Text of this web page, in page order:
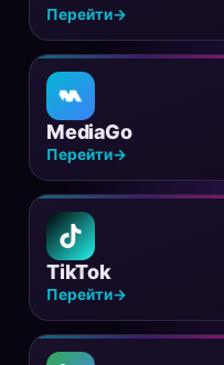
Перейти→
MediaGo
Перейти→
TikTok
Перейти→